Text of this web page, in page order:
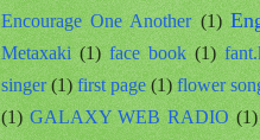
Encourage One Another (1)
Metaxaki (1) face book (1)
singer (1) first page (1) flower
(1) GALAXY WEB RADIO (1)